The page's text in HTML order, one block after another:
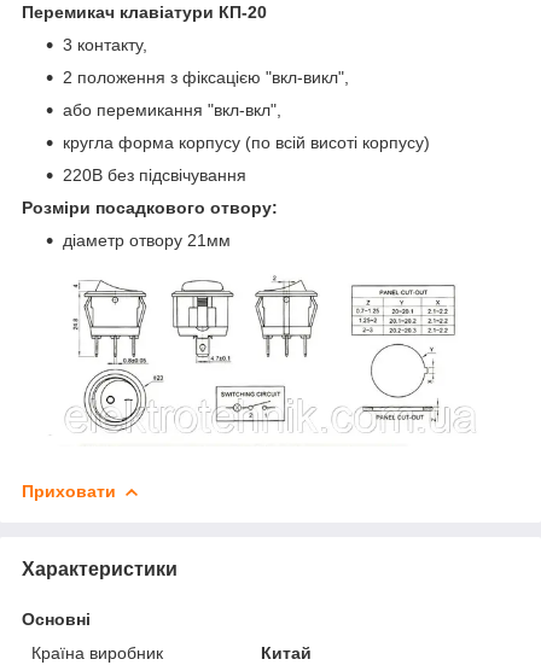
Перемикач клавіатури КП-20
3 контакту,
2 положення з фіксацією "вкл-викл",
або перемикання "вкл-вкл",
кругла форма корпусу (по всій висоті корпусу)
220В без підсвічування
Розміри посадкового отвору:
діаметр отвору 21мм
Приховати
Характеристики
Основні
Країна виробник
Китай